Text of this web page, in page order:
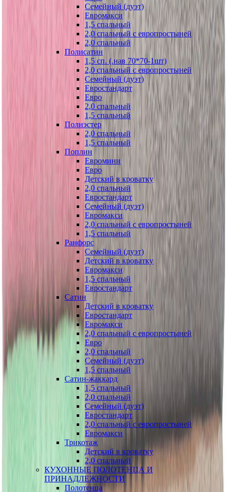
Семейный (дуэт)
Евромакси
1,5 спальный
2,0 спальный с европростыней
2,0 спальный
Полисатин
1,5 сп. (.нав 70*70-1шт)
2,0 спальный с европростыней
Семейный (дуэт)
Евростандарт
Евро
2,0 спальный
1,5 спальный
Полиэстер
2,0 спальный
1,5 спальный
Поплин
Евромини
Евро
Детский в кроватку
2,0 спальный
Евростандарт
Семейный (дуэт)
Евромакси
2,0 спальный с европростыней
1,5 спальный
Ранфорс
Семейный (дуэт)
Детский в кроватку
Евромакси
1,5 спальный
Евростандарт
Сатин
Детский в кроватку
Евростандарт
Евромакси
2,0 спальный с европростыней
Евро
2,0 спальный
Семейный (дуэт)
1,5 спальный
Сатин-жаккард
1,5 спальный
2,0 спальный
Семейный (дуэт)
Евростандарт
2,0 спальный с европростыней
Евромакси
Трикотаж
Детский в кроватку
2,0 спальный
КУХОННЫЕ ПОЛОТЕНЦА И
ПРИНАДЛЕЖНОСТИ
Полотенца